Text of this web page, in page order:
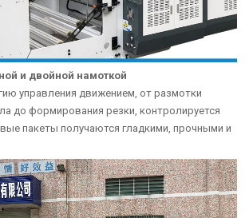
и двойной намоткой
управления движением, от размотки
до формирования резки, контролируется
пакеты получаются гладкими, прочными и